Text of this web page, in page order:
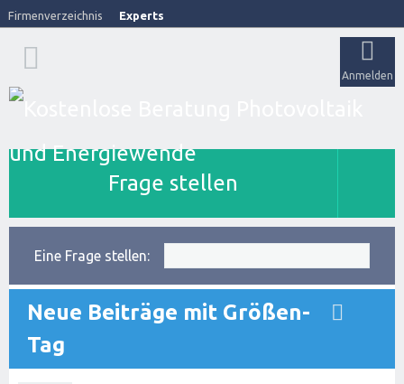
Firmenverzeichnis Experts
Anmelden
Frage stellen
Eine Frage stellen:
Neue Beiträge mit Größen-
Tag